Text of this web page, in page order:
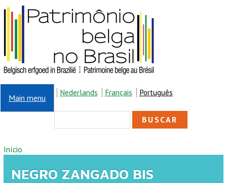
Pular para o conteúdo principal
Main menu
Nederlands Français Português
FORMULÁRIO DE
BUSCA
VOCÊ ESTÁ AQUI
Início
NEGRO ZANGADO BIS